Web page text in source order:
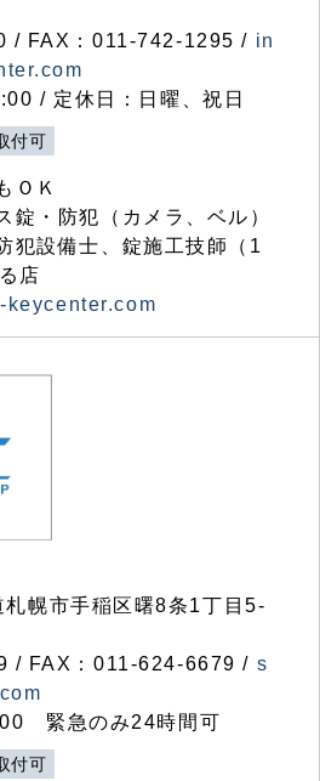
/ FAX：011-742-1295 / in
/ 定休日：日曜、祝日
付可
ＯＫ
錠・防犯（カメラ、ベル）
犯設備士、錠施工技師（1
店
keycenter.com
幌市手稲区曙8条1丁目5-
/ FAX：011-624-6679 / s
緊急のみ24時間可
付可